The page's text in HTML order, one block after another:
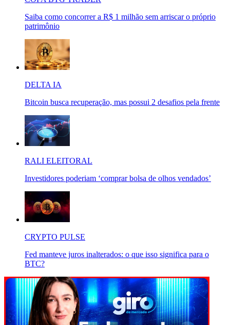
Saiba como concorrer a R$ 1 milhão sem arriscar o próprio
patrimônio
DELTA IA
Bitcoin busca recuperação, mas possui 2 desafios pela frente
RALI ELEITORAL
Investidores poderiam ‘comprar bolsa de olhos vendados’
CRYPTO PULSE
Fed manteve juros inalterados: o que isso significa para o
BTC?